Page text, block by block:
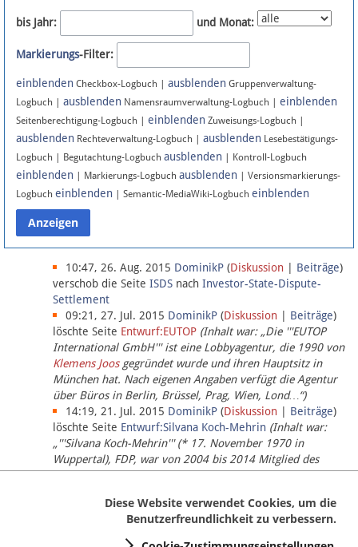
Newsletter
Bluesky
Facebook
Instagram
Anmelden
Datenschutz
Über Lobbypedia
Impressum
bis Jahr: und Monat:
Markierungs-Filter:
einblenden Checkbox-Logbuch | ausblenden Gruppenverwaltung-
Logbuch | ausblenden Namensraumverwaltung-Logbuch | einblenden
Seitenberechtigung-Logbuch | einblenden Zuweisungs-Logbuch |
ausblenden Rechteverwaltung-Logbuch | ausblenden Lesebestätigungs-
Logbuch | Begutachtung-Logbuch ausblenden | Kontroll-Logbuch
einblenden | Markierungs-Logbuch ausblenden | Versionsmarkierungs-
Logbuch einblenden | Semantic-MediaWiki-Logbuch einblenden
10:47, 26. Aug. 2015 DominikP (Diskussion Beiträge)
verschob die Seite ISDS nach Investor-State-Dispute-
Settlement
09:21, 27. Jul. 2015 DominikP (Diskussion Beiträge)
löschte Seite Entwurf:EUTOP (Inhalt war: „Die '''EUTOP
International GmbH''' ist eine Lobbyagentur, die 1990 von
Klemens Joosgegründet wurde und ihren Hauptsitz in
München hat. Nach eigenen Angaben verfügt die Agentur
über Büros in Berlin, Brüssel, Prag, Wien, Lond…“)
14:19, 21. Jul. 2015 DominikP (Diskussion Beiträge)
löschte Seite Entwurf:Silvana Koch-Mehrin (Inhalt war:
„'''Silvana Koch-Mehrin''' (* 17. November 1970 in
Wuppertal), FDP, war von 2004 bis 2014 Mitglied des
Europäischen Parlaments, seit November 2014 ist sie für
Diese Website verwendet Cookies, um die
Benutzerfreundlichkeit zu verbessern.